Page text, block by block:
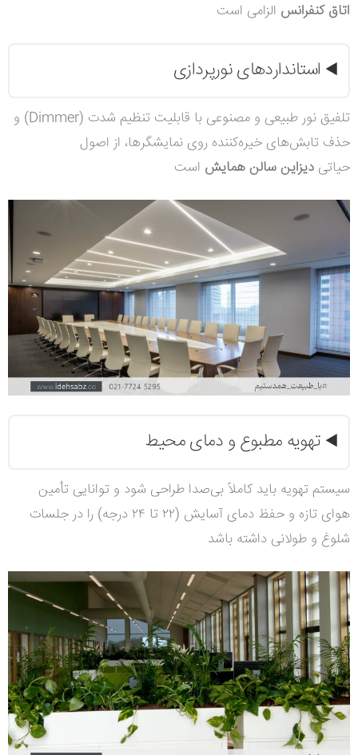
اتاق کنفرانس الزامی است
◀️ استانداردهای نورپردازی
تلفیق نور طبیعی و مصنوعی با قابلیت تنظیم شدت (Dimmer) و
حذف تابش‌های خیره‌کننده روی نمایشگرها، از اصول
حیاتی دیزاین سالن همایش است
◀️ تهویه مطبوع و دمای محیط
سیستم تهویه باید کاملاً بی‌صدا طراحی شود و توانایی تأمین
هوای تازه و حفظ دمای آسایش (۲۲ تا ۲۴ درجه) را در جلسات
شلوغ و طولانی داشته باشد